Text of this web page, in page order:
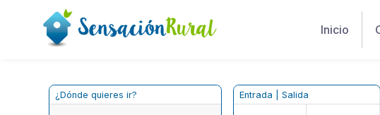
Inicio
¿Dónde quieres ir? Entrada | Salida